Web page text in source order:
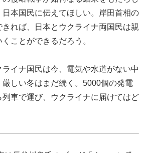
本国民に伝えてほしい。岸田首相の
れば、日本とウクライナ両国民は親
ことができるだろう。
イナ国民は今、電気や水道がない中
しい冬はまだ続く。5000個の発電
車で運び、ウクライナに届けてはど